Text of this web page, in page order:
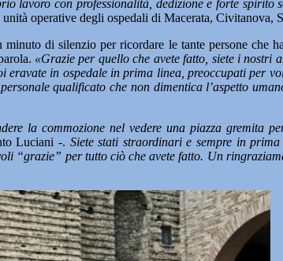
lavoro con professionalità, dedizione e forte spirito
operative degli ospedali di Macerata, Civitanova,
minuto di silenzio per ricordare le tante persone che
«Grazie per quello che avete fatto, siete i nostri
eravate in ospedale in prima linea, preoccupati per
qualificato che non dimentica l’aspetto
la commozione nel vedere una piazza gremita
Luciani -. Siete stati straordinari e sempre in
“grazie” per tutto ciò che avete fatto. Un